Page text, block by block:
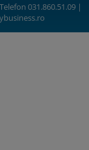
031.860.51.09 |